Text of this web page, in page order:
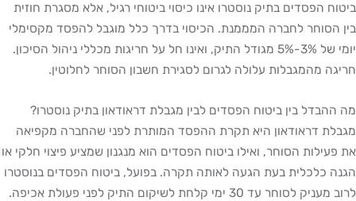
בתיק נוסטרו אינו כיסוי ביטוחי רגיל, אלא מסגרת חוזית
לחברה המממנת. הכיסוי בדרך כלל מוגבל להפסד מקסימלי
יומי של 3%-5% מגודל התיק, ואינו חל על חריגות מכללי ניהול הסיכון.
עלולה לגרום לסגירת חשבון הסוחר לחלוטין.
בין ביטוח הפסדים לבין מגבלת דראודאון בתיק נוסטרו?
דראודאון היא תקרת ההפסד המותרת לפני שהחברה מקפיאה
הסוחר, ואילו ביטוח הפסדים הוא מנגנון שמציע פיצוי חלקי או
בעת הגעה לאותה תקרה. בפועל, ביטוח הפסדים בנוסטרו
30 ימי קלחת לשיקום התיק לפני פעולת אכיפה.